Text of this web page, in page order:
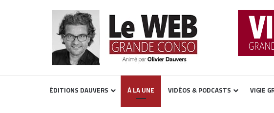
ÉDITIONS DAUVERS À LA UNE VIDÉOS & PODCASTS VIGIE